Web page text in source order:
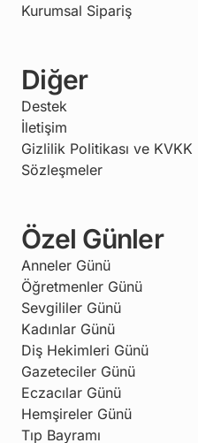
Kurumsal Sipariş
Diğer
Destek
İletişim
Gizlilik Politikası ve KVKK
Sözleşmeler
Özel Günler
Anneler Günü
Öğretmenler Günü
Sevgililer Günü
Kadınlar Günü
Diş Hekimleri Günü
Gazeteciler Günü
Eczacılar Günü
Hemşireler Günü
Tıp Bayramı